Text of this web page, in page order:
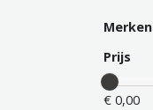
Merken
Prijs
€ 0,00